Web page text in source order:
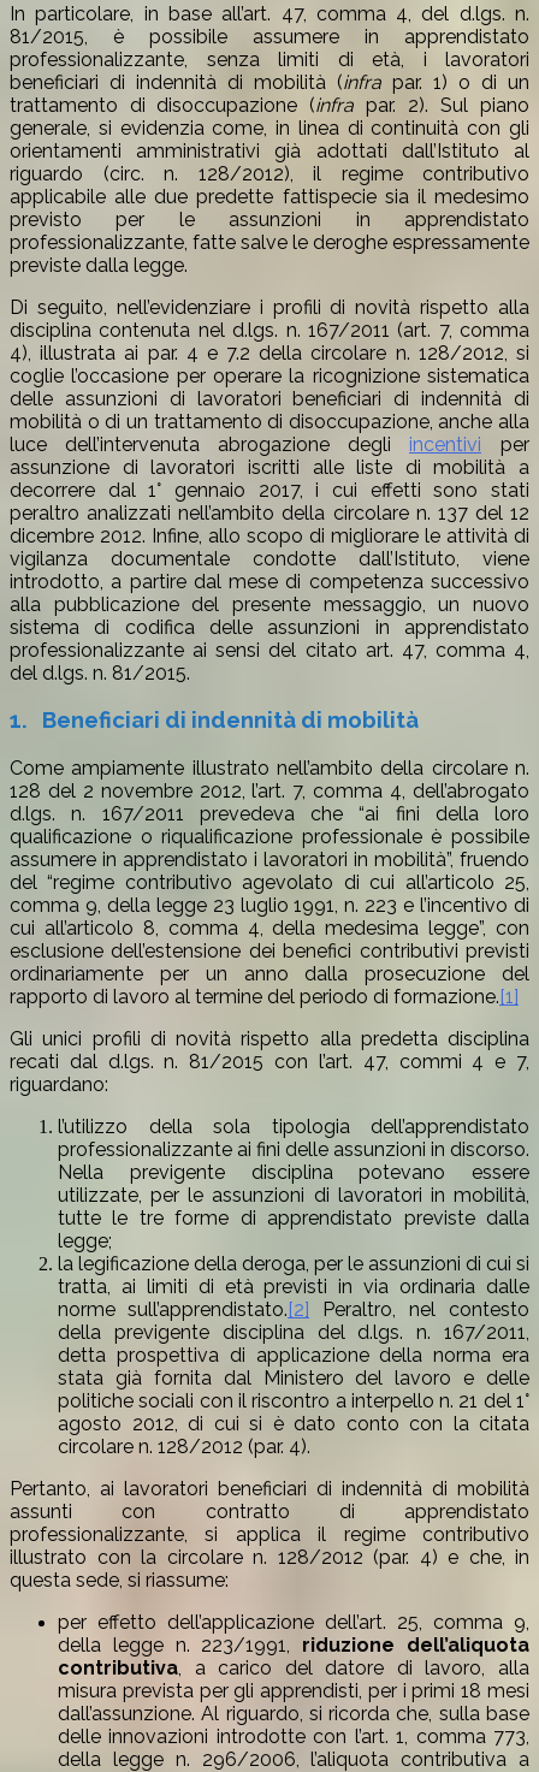
In particolare, in base all’art. 47, comma 4, del d.lgs. n.
81/2015, è possibile assumere in apprendistato
professionalizzante, senza limiti di età, i lavoratori
beneficiari di indennità di mobilità (infra par. 1) o di un
trattamento di disoccupazione (infra par. 2). Sul piano
generale, si evidenzia come, in linea di continuità con gli
orientamenti amministrativi già adottati dall’Istituto al
riguardo (circ. n. 128/2012), il regime contributivo
applicabile alle due predette fattispecie sia il medesimo
previsto per le assunzioni in apprendistato
professionalizzante, fatte salve le deroghe espressamente
previste dalla legge.
Di seguito, nell’evidenziare i profili di novità rispetto alla
disciplina contenuta nel d.lgs. n. 167/2011 (art. 7, comma
4), illustrata ai par. 4 e 7.2 della circolare n. 128/2012, si
coglie l’occasione per operare la ricognizione sistematica
delle assunzioni di lavoratori beneficiari di indennità di
mobilità o di un trattamento di disoccupazione, anche alla
luce dell’intervenuta abrogazione degli incentivi per
assunzione di lavoratori iscritti alle liste di mobilità a
decorrere dal 1° gennaio 2017, i cui effetti sono stati
peraltro analizzati nell’ambito della circolare n. 137 del 12
dicembre 2012. Infine, allo scopo di migliorare le attività di
vigilanza documentale condotte dall’Istituto, viene
introdotto, a partire dal mese di competenza successivo
alla pubblicazione del presente messaggio, un nuovo
sistema di codifica delle assunzioni in apprendistato
professionalizzante ai sensi del citato art. 47, comma 4,
del d.lgs. n. 81/2015.
1. Beneficiari di indennità di mobilità
Come ampiamente illustrato nell’ambito della circolare n.
128 del 2 novembre 2012, l’art. 7, comma 4, dell’abrogato
d.lgs. n. 167/2011 prevedeva che “ai fini della loro
qualificazione o riqualificazione professionale è possibile
assumere in apprendistato i lavoratori in mobilità”, fruendo
del “regime contributivo agevolato di cui all’articolo 25,
comma 9, della legge 23 luglio 1991, n. 223 e l’incentivo di
cui all’articolo 8, comma 4, della medesima legge”, con
esclusione dell’estensione dei benefici contributivi previsti
ordinariamente per un anno dalla prosecuzione del
rapporto di lavoro al termine del periodo di formazione.[1]
Gli unici profili di novità rispetto alla predetta disciplina
recati dal d.lgs. n. 81/2015 con l’art. 47, commi 4 e 7,
riguardano:
l’utilizzo della sola tipologia dell’apprendistato
professionalizzante ai fini delle assunzioni in discorso.
Nella previgente disciplina potevano essere
utilizzate, per le assunzioni di lavoratori in mobilità,
tutte le tre forme di apprendistato previste dalla
legge;
la legificazione della deroga, per le assunzioni di cui si
tratta, ai limiti di età previsti in via ordinaria dalle
norme sull’apprendistato.[2] Peraltro, nel contesto
della previgente disciplina del d.lgs. n. 167/2011,
detta prospettiva di applicazione della norma era
stata già fornita dal Ministero del lavoro e delle
politiche sociali con il riscontro a interpello n. 21 del 1°
agosto 2012, di cui si è dato conto con la citata
circolare n. 128/2012 (par. 4).
Pertanto, ai lavoratori beneficiari di indennità di mobilità
assunti con contratto di apprendistato
professionalizzante, si applica il regime contributivo
illustrato con la circolare n. 128/2012 (par. 4) e che, in
questa sede, si riassume:
per effetto dell’applicazione dell’art. 25, comma 9,
della legge n. 223/1991, riduzione dell’aliquota
contributiva, a carico del datore di lavoro, alla
misura prevista per gli apprendisti, per i primi 18 mesi
dall’assunzione. Al riguardo, si ricorda che, sulla base
delle innovazioni introdotte con l’art. 1, comma 773,
della legge n. 296/2006, l’aliquota contributiva a